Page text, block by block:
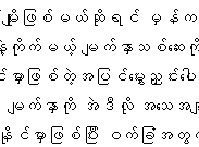
ဖြစ်မယ်ဆိုရင် မှန်ကန်တဲ့
က်မယ့် မျက်နှာသစ်ဆေးကို
မှာဖြစ်တဲ့အပြင်မွှေးညှင်း
က်နှာကို အဲဒီလို အသေအချာ
နိုင်မှာဖြစ်ပြီး ဝက်ခြံအတွက်